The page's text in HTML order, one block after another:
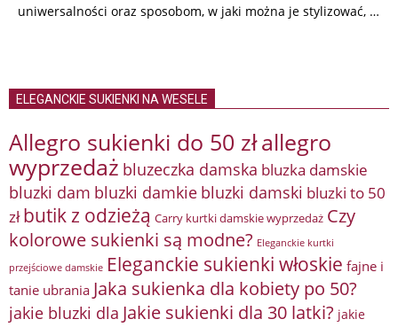
uniwersalności oraz sposobom, w jaki można je stylizować, …
ELEGANCKIE SUKIENKI NA WESELE
Allegro sukienki do 50 złallegro
wyprzedaż bluzeczka damska bluzka damskie
bluzki dam bluzki damkie bluzki damski bluzki to 50
zł butik z odzieżą Carry kurtki damskie wyprzedaż Czy
kolorowe sukienki są modne? Eleganckie kurtki
przejściowe damskie Eleganckie sukienki włoskie fajne i
tanie ubrania Jaka sukienka dla kobiety po 50?
jakie bluzki dla Jakie sukienki dla 30 latki? jakie